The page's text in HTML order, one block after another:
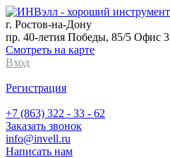
г. Ростов-на-Дону
пр. 40-летия Победы, 85/5 Офис 3
Смотреть на карте
Вход
Регистрация
+7 (863) 322 - 33 - 62
Заказать звонок
info@invell.ru
Написать нам